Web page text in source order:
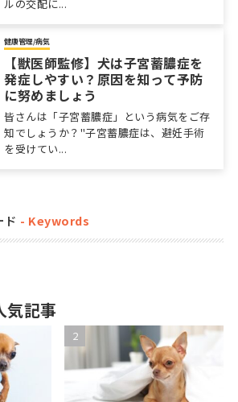
ルの交配に...
健康管理/病気
【獣医師監修】犬は子宮蓄膿症を
発症しやすい？原因を知って予防
に努めましょう
皆さんは「子宮蓄膿症」という病気をご存
知でしょうか？"子宮蓄膿症は、避妊手術
を受けてい...
ド
気記事